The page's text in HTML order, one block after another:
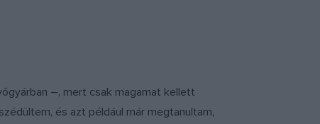
–, mert csak magamat kellett
és azt például már megtanultam,